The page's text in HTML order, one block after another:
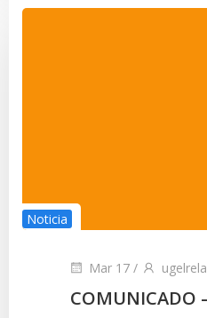
Noticia
Mar 17 /
COMUNICADO